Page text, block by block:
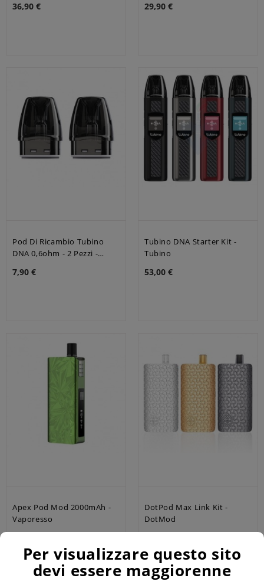
Per visualizzare questo sito
devi essere maggiorenne
36,90 € 29,90 €
Pod Di Ricambio Tubino
DNA 0,6ohm - 2 Pezzi -
7,90 €
Tubino DNA Starter Kit -
Tubino
53,00 €
Apex Pod Mod 2000mAh -
Vaporesso
DotPod Max Link Kit -
DotMod